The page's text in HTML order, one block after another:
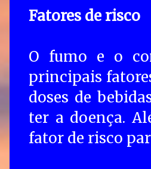
Fatores de risco
O fumo e o
principais
doses de
ter a doença.
fator de risco